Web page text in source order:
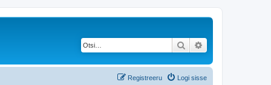
Otsi
Logi sisse
Registreeru